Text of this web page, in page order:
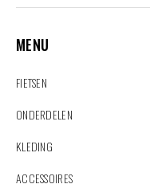
MENU
FIETSEN
ONDERDELEN
KLEDING
ACCESSOIRES